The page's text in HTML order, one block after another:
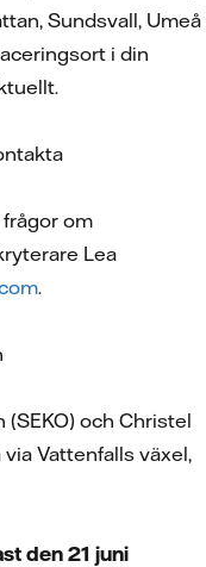
Sundsvall, Umeå
i din
frågor om
Lea
.
och Christel
Vattenfalls växel,
den 21 juni